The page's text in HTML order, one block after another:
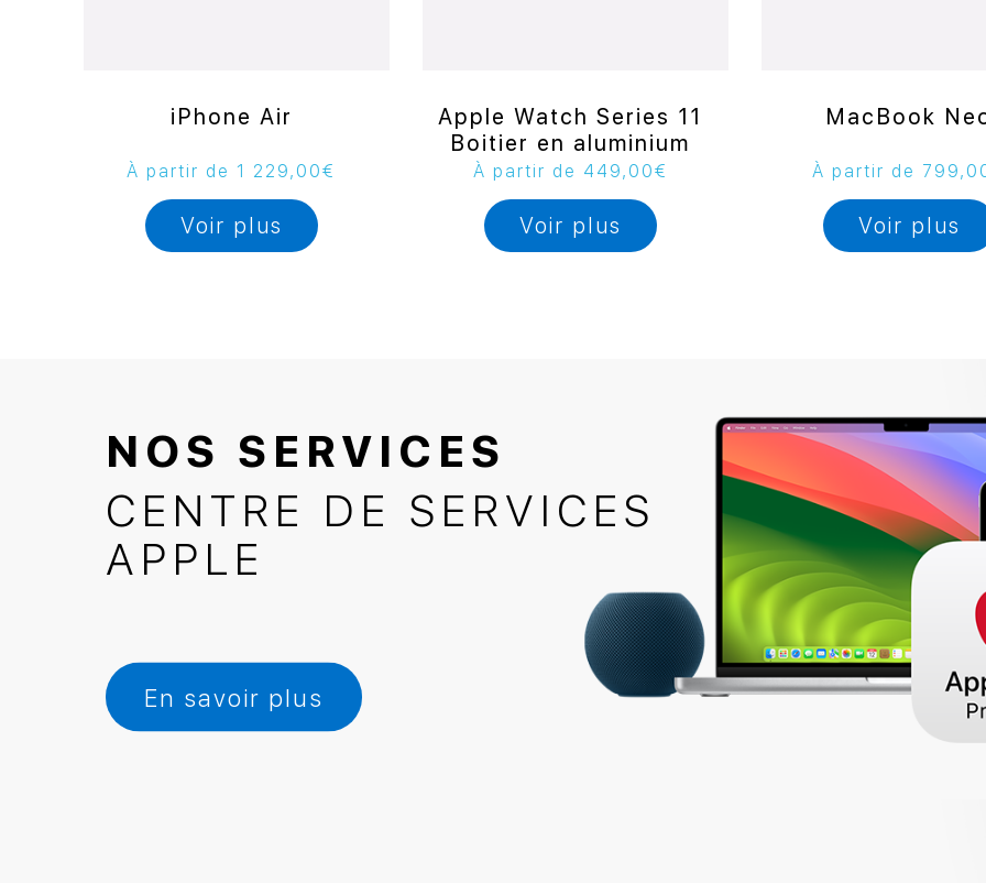
iPhone Air
À partir de 1 229,00€
Voir plus
Apple Watch Series 11
Boitier en aluminium
À partir de 449,00€
Voir plus
MacBook
À partir de
Voir plus
NOS SERVICES
CENTRE DE SERVICES
APPLE
En savoir plus